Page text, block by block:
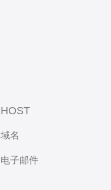
HOST
域名
电子邮件